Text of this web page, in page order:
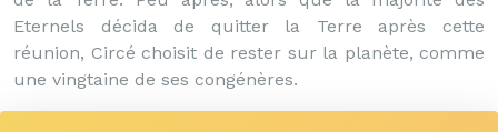
Eternels décida de quitter la Terre après cette
réunion, Circé choisit de rester sur la planète, comme
une vingtaine de ses congénères.